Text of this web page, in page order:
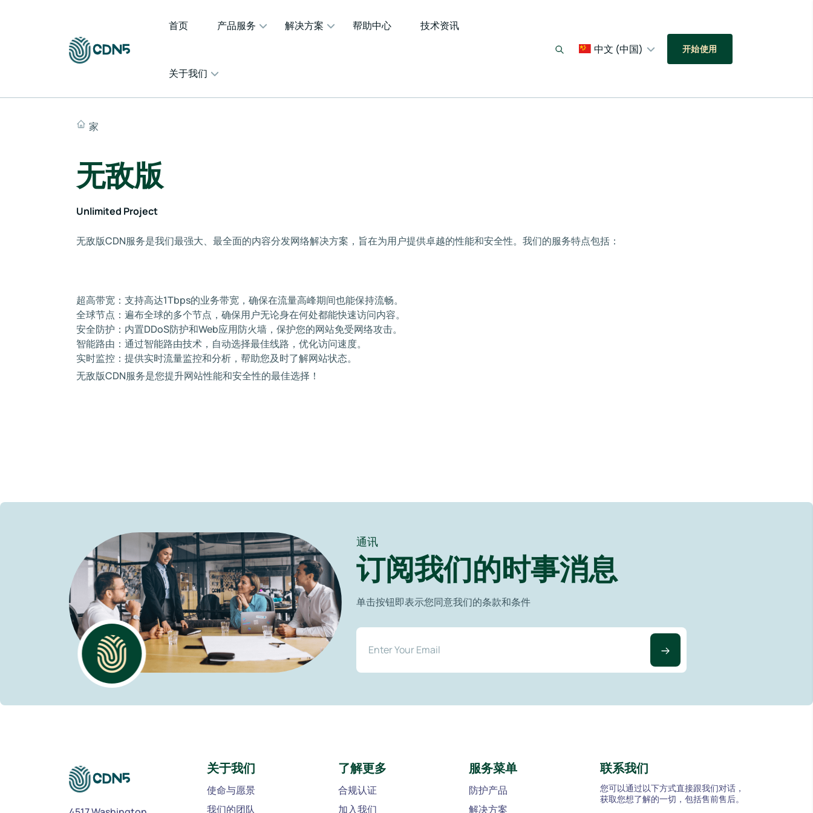
首页 产品服务 解决方案 帮助中心 技术资讯
关于我们
中文 (中国) 开始使用
家
无敌版
Unlimited Project
无敌版CDN服务是我们最强大、最全面的内容分发网络解决方案，旨在为用户提供卓越的性能和安全性。我们的服务特点包括：
超高带宽：支持高达1Tbps的业务带宽，确保在流量高峰期间也能保持流畅。
全球节点：遍布全球的多个节点，确保用户无论身在何处都能快速访问内容。
安全防护：内置DDoS防护和Web应用防火墙，保护您的网站免受网络攻击。
智能路由：通过智能路由技术，自动选择最佳线路，优化访问速度。
实时监控：提供实时流量监控和分析，帮助您及时了解网站状态。
无敌版CDN服务是您提升网站性能和安全性的最佳选择！
通讯
订阅我们的时事消息
单击按钮即表示您同意我们的条款和条件
关于我们
使命与愿景
我们的团队
了解更多
合规认证
加入我们
服务菜单
防护产品
解决方案
联系我们
您可以通过以下方式直接跟我们对话，
获取您想了解的一切，包括售前售后。